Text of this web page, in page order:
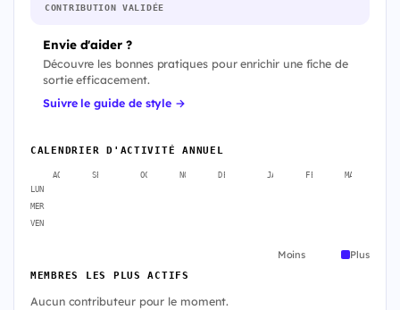
CONTRIBUTION VALIDÉE
Envie d'aider ?
Découvre les bonnes pratiques pour enrichir une fiche de
sortie efficacement.
Suivre le guide de style →
CALENDRIER D'ACTIVITÉ ANNUEL
AOÛT SEPT. OCT. NOV. DÉC. JANV. FÉVR. MARS
LUN
MER
VEN
Moins Plus
MEMBRES LES PLUS ACTIFS
Aucun contributeur pour le moment.